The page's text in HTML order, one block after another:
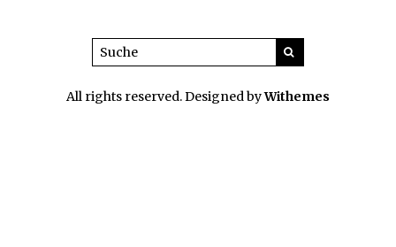
All rights reserved. Designed byWithemes